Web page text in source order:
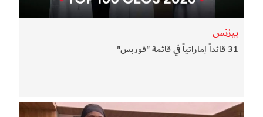
بيزنس
31 قائداً إماراتياً في قائمة "فوربس"